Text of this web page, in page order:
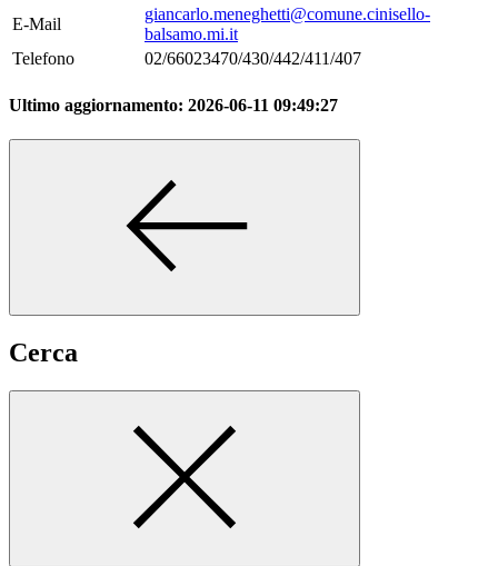
E-Mail
giancarlo.meneghetti@comune.cinisello-
balsamo.mi.it
Telefono
02/66023470/430/442/411/407
Ultimo aggiornamento: 2026-06-11 09:49:27
Cerca